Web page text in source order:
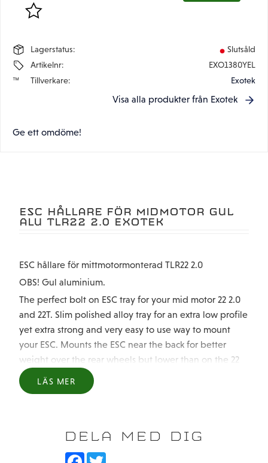
Lägg till i favoriter
Lagerstatus
Slutsåld
Artikelnr
EXO1380YEL
Tillverkare
Exotek
Visa alla produkter från Exotek
Ge ett omdöme!
ESC HÅLLARE FÖR MIDMOTOR GUL
ALU TLR22 2.0 EXOTEK
ESC hållare för mittmotormonterad TLR22 2.0
OBS! Gul aluminium.
The perfect bolt on ESC tray for your mid motor 22 2.0
and 22T. Slim polished alloy tray for an extra low profile
yet extra strong and very easy to use way to mount
your ESC. Mounts the ESC near the back for better
weight over the rear wheels but lower than on the 22
waterfall brace. Allows for easy install and removal of
your shorty lipo as well. Fully compatible with the 22
36mm wide by 34mm long mounting surface for any
race bred esc.
LÄS MER
DELA MED DIG
F
T